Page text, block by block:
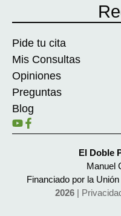
Pide tu cita
Mis Consultas
Opiniones
Preguntas
Blog
El Doble
Manuel
Financiado por la
2026 |